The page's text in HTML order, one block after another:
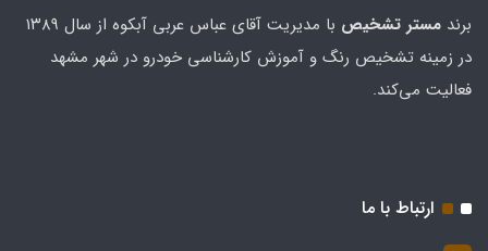
برند مستر تشخيص
با مدیریت آقای عباس عربی آبکوه از سال ۱۳۸۹
در زمینه تشخیص رنگ و آموزش کارشناسی خودرو در شهر مشهد
فعالیت می‌کند.
ارتباط با ما